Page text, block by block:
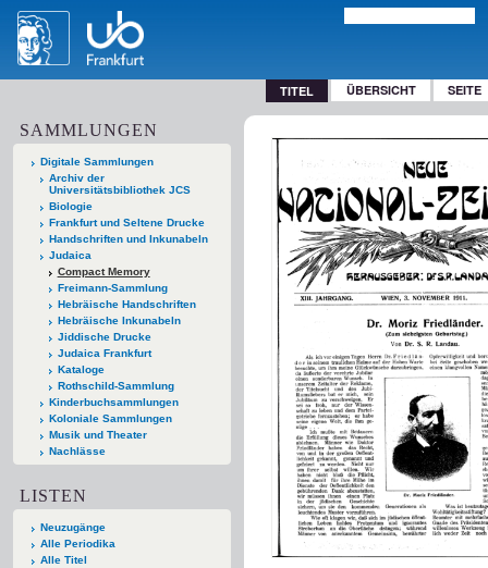
TITEL ÜBERSICHT SEITE
SAMMLUNGEN
Digitale Sammlungen
Archiv der
Universitätsbibliothek JCS
Biologie
Frankfurt und Seltene Drucke
Handschriften und Inkunabeln
Judaica
Compact Memory
Freimann-Sammlung
Hebräische Handschriften
Hebräische Inkunabeln
Jiddische Drucke
Judaica Frankfurt
Kataloge
Rothschild-Sammlung
Kinderbuchsammlungen
Koloniale Sammlungen
Musik und Theater
Nachlässe
LISTEN
Neuzugänge
Alle Periodika
Alle Titel